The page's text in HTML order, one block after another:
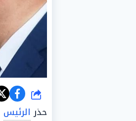
شارك
حذر الرئيس